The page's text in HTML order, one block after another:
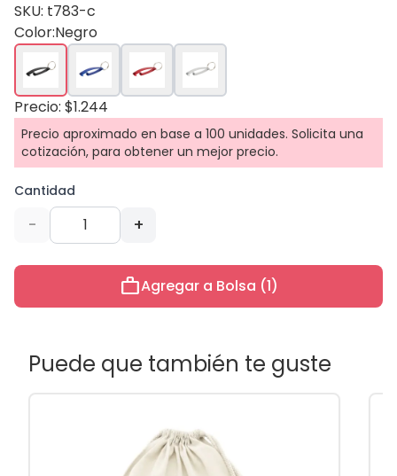
SKU: t783-c
Color:Negro
Precio: $1.244
Precio aproximado en base a 100 unidades. Solicita una
cotización, para obtener un mejor precio.
Cantidad
- +
workAgregar a Bolsa (1)
Puede que también te guste